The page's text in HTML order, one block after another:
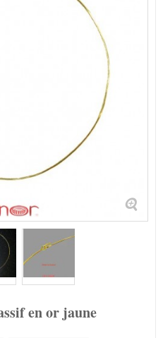
en or jaune